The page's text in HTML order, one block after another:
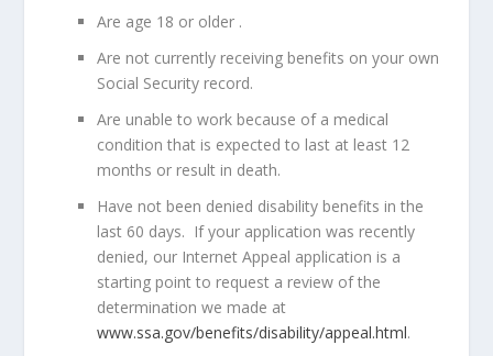
Are age 18 or older .
Are not currently receiving benefits on your own
Social Security record.
Are unable to work because of a medical
condition that is expected to last at least 12
months or result in death.
Have not been denied disability benefits in the
last 60 days. If your application was recently
denied, our Internet Appeal application is a
starting point to request a review of the
determination we made at
www.ssa.gov/benefits/disability/appeal.html.